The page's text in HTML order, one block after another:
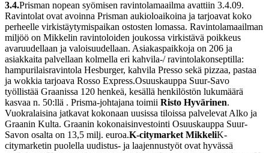
3.4.Prisman nopean syömisen ravintolamaailma avattiin 3.4.09.
Ravintolat ovat avoinna Prisman aukioloaikoina ja tarjoavat koko
perheelle virkistäytymispaikan ostosten lomassa. Ravintolamaailman
miljöö on Mikkelin ravintoloiden joukossa virkistävä poikkeus
avaruudellaan ja valoisuudellaan. Asiakaspaikkoja on 206 ja
asiakkaita palvellaan kolmella eri kahvila-/ ravintolakonseptilla:
hampurilaisravintola Hesburger, kahvila Presso sekä pizzaa, pastaa
ja wokkia tarjoava Rosso Express.Osuuskauppa Suur-Savo
työllistää Graanissa 120 henkeä, kesällä henkilöstön lukumäärä
kasvaa n. 50:llä . Prisma-johtajana toimii Risto Hyvärinen.
Vuokralaisina jatkavat kokonaan uusissa tiloissa palvelevat Alko ja
Graanin Kulta. Graanin kokonaisinvestointi Osuuskauppa Suur-
Savon osalta on 13,5 milj. euroa.K-citymarket MikkeliK-
citymarketin puolella uudistus- ja laajennustyöt ovat hyvässä